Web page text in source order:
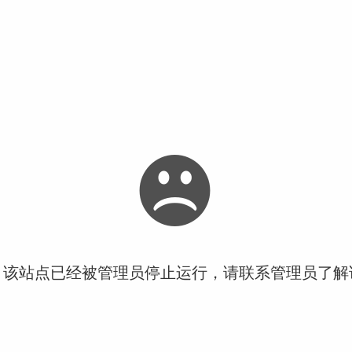
站点已经被管理员停止运行，请联系管理员了